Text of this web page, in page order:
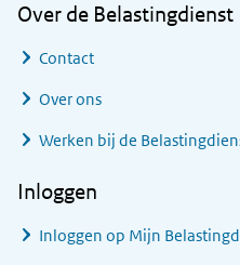
Over de Belastingdienst
Contact
Over ons
Werken bij de
Inloggen
Inloggen op Mijn